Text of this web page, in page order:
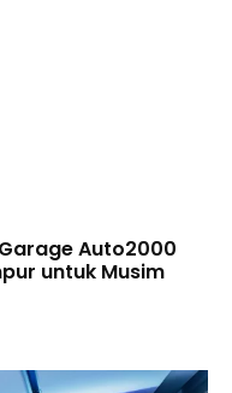
Auto2000
untuk Musim